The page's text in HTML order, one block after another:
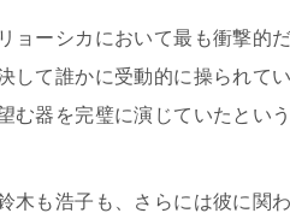
ョーシカにおいて最も衝撃的
して誰かに受動的に操られて
む器を完璧に演じていたという
木も浩子も、さらには彼に関